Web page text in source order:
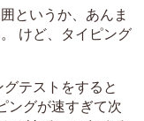
というか、あんま
けど、タイピング
テストをすると
ングが速すぎて次